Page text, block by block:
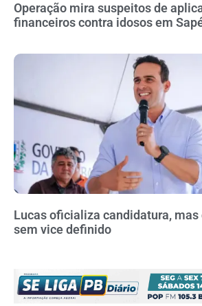
Operação mira suspeitos de
financeiros contra idosos em
Lucas oficializa candidatura, mas
sem vice definido